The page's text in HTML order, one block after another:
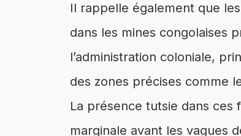
Il rappelle également que
dans les mines congolaises
l’administration coloniale,
des zones précises comme
La présence tutsie dans
marginale avant les vagues